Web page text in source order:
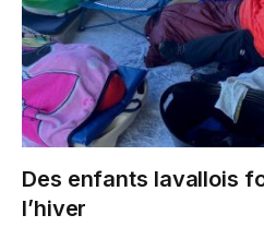
Des enfants lavallois
l’hiver